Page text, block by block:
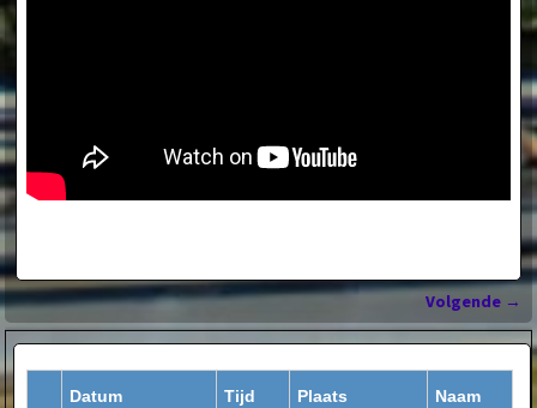
Bericht navigatie
Volgende →
Datum Tijd Plaats Naam